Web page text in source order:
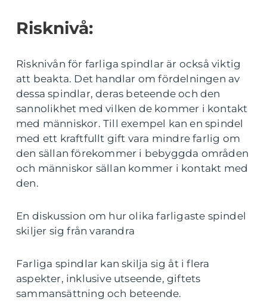
Risknivå:
Risknivån för farliga spindlar är också viktig
att beakta. Det handlar om fördelningen av
dessa spindlar, deras beteende och den
sannolikhet med vilken de kommer i kontakt
med människor. Till exempel kan en spindel
med ett kraftfullt gift vara mindre farlig om
den sällan förekommer i bebyggda områden
och människor sällan kommer i kontakt med
den.
En diskussion om hur olika farligaste spindel
skiljer sig från varandra
Farliga spindlar kan skilja sig åt i flera
aspekter, inklusive utseende, giftets
sammansättning och beteende.